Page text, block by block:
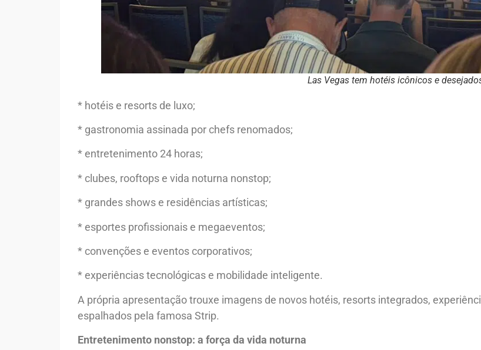
Las Vegas tem hotéis icônicos e
* hotéis e resorts de luxo;
* gastronomia assinada por chefs renomados;
* entretenimento 24 horas;
* clubes, rooftops e vida noturna nonstop;
* grandes shows e residências artísticas;
* esportes profissionais e megaeventos;
* convenções e eventos corporativos;
* experiências tecnológicas e mobilidade inteligente.
A própria apresentação trouxe imagens de novos hotéis, resorts integrados,
espalhados pela famosa Strip.
Entretenimento nonstop: a força da vida noturna